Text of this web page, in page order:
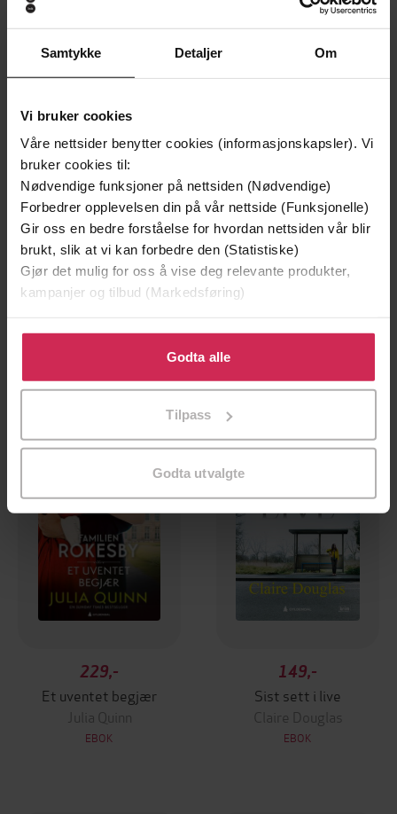
Samtykke Detaljer Om
Vi bruker cookies
Våre nettsider benytter cookies (informasjonskapsler). Vi
bruker cookies til:
Nødvendige funksjoner på nettsiden (Nødvendige)
Forbedrer opplevelsen din på vår nettside (Funksjonelle)
Gir oss en bedre forståelse for hvordan nettsiden vår blir
brukt, slik at vi kan forbedre den (Statistiske)
Gjør det mulig for oss å vise deg relevante produkter,
kampanjer og tilbud (Markedsføring)
Klikk på «Godta alle» for å gi oss ditt samtykke til å
bruke cookies for alle disse formålene. Du kan også
tilpasse ditt samtykke til spesifikke formål ved å klikke
Godta alle
Tilpass
Godta utvalgte
229,-
Et uforglemmelig ekteskap
LYDBOK
229,-
Et uventet begjær
LYDBOK
229,-
Et uventet begjær
Julia Quinn
EBOK
149,-
Sist sett i live
Claire Douglas
EBOK